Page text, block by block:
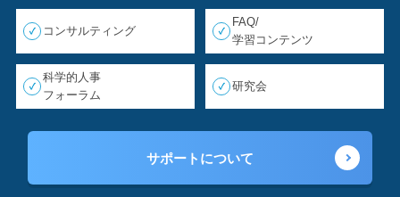
コンサルティング
FAQ/
学習コンテンツ
科学的人事
フォーラム
研究会
サポートについて